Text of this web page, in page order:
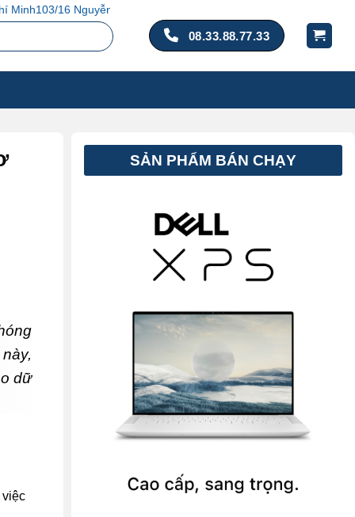
Hồng Đào, P. 14, Q. Tân Bình, TP. Hồ Chí Minh
08.33.88.77.33
dữ
việc
SẢN PHẨM BÁN CHẠY